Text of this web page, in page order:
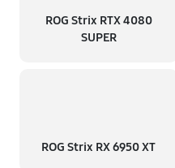
ROG Strix RTX 4080
SUPER
ROG Strix RX 6950 XT